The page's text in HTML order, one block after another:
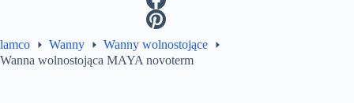
lamco Wanny
Wanny wolnostojące
Wanna wolnostojąca MAYA novoterm